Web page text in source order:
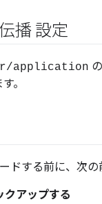
播 設定
application の
。
ドする前に、次
クアップする